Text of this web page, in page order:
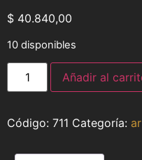
$ 40.840,00
10 disponibles
Añadir al
711 Categoría: